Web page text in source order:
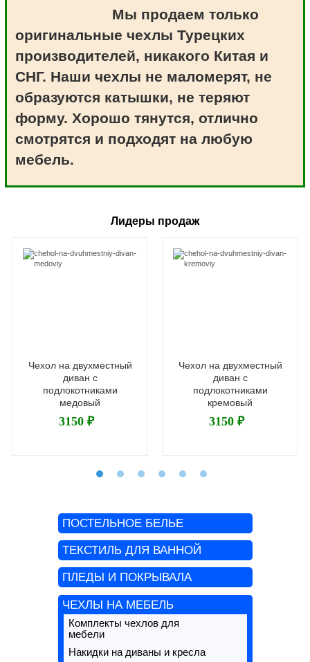
ПОСТЕЛЬНОЕ БЕЛЬЕ
ТЕКСТИЛЬ ДЛЯ ВАННОЙ
ПЛЕДЫ И ПОКРЫВАЛА
ЧЕХЛЫ НА МЕБЕЛЬ
Комплекты чехлов для
мебели
Накидки на диваны и кресла
Мы продаем только
оригинальные чехлы Турецких
производителей, никакого Китая и
СНГ. Наши чехлы не маломерят, не
образуются катышки, не теряют
форму. Хорошо тянутся, отлично
смотрятся и подходят на любую
мебель.
Лидеры продаж
Чехол на двухместный
диван с
подлокотниками
медовый
3150 ₽
Чехол на двухместный
диван с
подлокотниками
кремовый
3150 ₽